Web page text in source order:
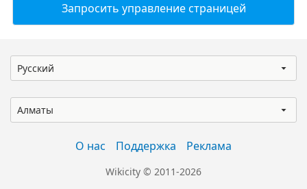
Запросить управление страницей
Русский
Алматы
О нас Поддержка Реклама
Wikicity © 2011-2026